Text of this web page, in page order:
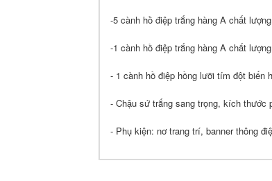
-5 cành hồ điệp trắng hàng A chất lượng
-1 cành hồ điệp trắng hàng A chất lượng
- 1 cành hồ điệp hồng lưỡi tím đột biến
- Chậu sứ trắng sang trọng, kích thước
- Phụ kiện: nơ trang trí, banner thông